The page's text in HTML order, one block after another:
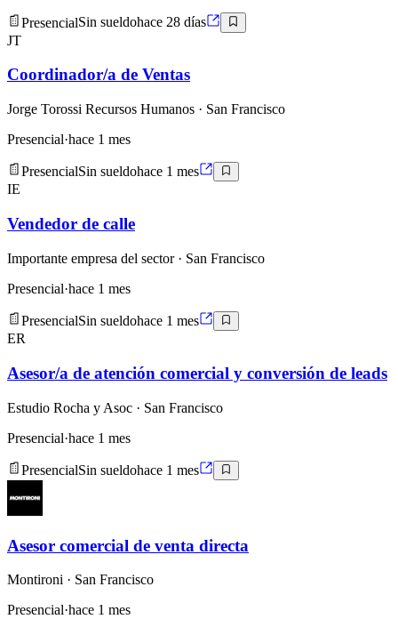
PresencialSin sueldohace 28 días
JT
Coordinador/a de Ventas
Jorge Torossi Recursos Humanos · San Francisco
Presencial·hace 1 mes
PresencialSin sueldohace 1 mes
IE
Vendedor de calle
Importante empresa del sector· San Francisco
Presencial·hace 1 mes
PresencialSin sueldohace 1 mes
ER
Asesor/a de atención comercial y conversión de leads
Estudio Rocha y Asoc · San Francisco
Presencial·hace 1 mes
PresencialSin sueldohace 1 mes
Asesor comercial de venta directa
Montironi · San Francisco
Presencial·hace 1 mes